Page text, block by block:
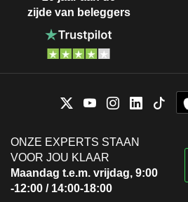
zijde van beleggers
ONZE EXPERTS STAAN
VOOR JOU KLAAR
Maandag t.e.m. vrijdag, 9:00
-12:00 / 14:00-18:00